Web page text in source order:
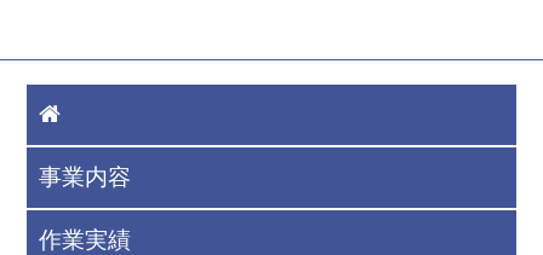
事業内容
作業実績